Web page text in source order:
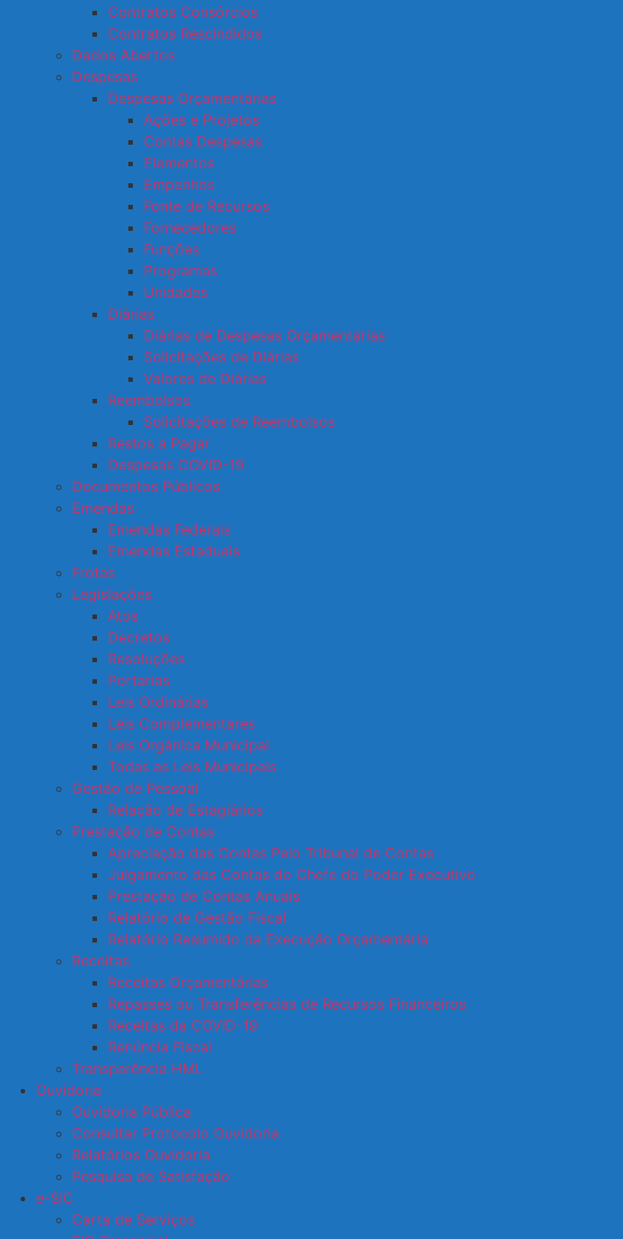
Contratos Consórcios
Contratos Rescindidos
Dados Abertos
Despesas
Despesas Orçamentárias
Ações e Projetos
Contas Despesas
Elementos
Empenhos
Fonte de Recursos
Fornecedores
Funções
Programas
Unidades
Diárias
Diárias de Despesas Orçamentárias
Solicitações de Diárias
Valores de Diárias
Reembolsos
Solicitações de Reembolsos
Restos a Pagar
Despesas COVID-19
Documentos Públicos
Emendas
Emendas Federais
Emendas Estaduais
Frotas
Legislações
Atos
Decretos
Resoluções
Portarias
Leis Ordinárias
Leis Complementares
Leis Orgânica Municipal
Todas as Leis Municipais
Gestão de Pessoal
Relação de Estagiários
Prestação de Contas
Apreciação das Contas Pelo Tribunal de Contas
Julgamento das Contas do Chefe do Poder Executivo
Prestação de Contas Anuais
Relatório de Gestão Fiscal
Relatório Resumido da Execução Orçamentária
Receitas
Receitas Orçamentárias
Repasses ou Transferências de Recursos Financeiros
Receitas da COVID-19
Renúncia Fiscal
Transparência HML
Ouvidoria
Ouvidoria Pública
Consultar Protocolo Ouvidoria
Relatórios Ouvidoria
Pesquisa de Satisfação
e-SIC
Carta de Serviços